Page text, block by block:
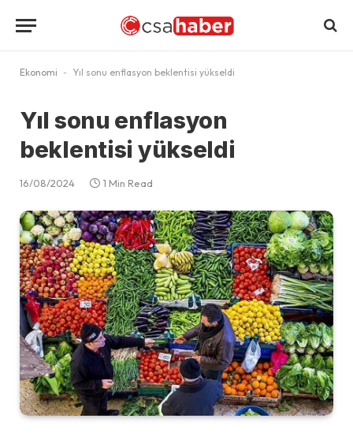
Ekonomi - Yıl sonu enflasyon beklentisi yükseldi
Yıl sonu enflasyon
beklentisi yükseldi
16/08/2024 1 Min Read